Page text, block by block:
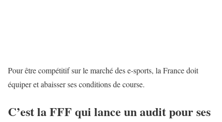
Pour être compétitif sur le marché des e-sports, la France doit
équiper et abaisser ses conditions de course.
C’est la FFF qui lance un audit pour ses